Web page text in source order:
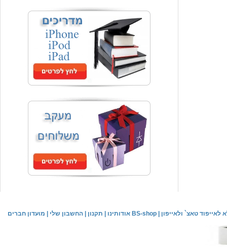
כיסוי אחורי לאייפון 4/4S
₪59.00
המחיר שלך
משלוח חינם
שעון יד אופנתי
₪59.00
המחיר שלך
משלוח חינם
שעון יד לילדים \ הלו קיטי - לבן
₪44.00 המחיר שלך
מועדון חברים החשבון שלי תקנון אודותינו BS-shop טאצ` ולאייפון